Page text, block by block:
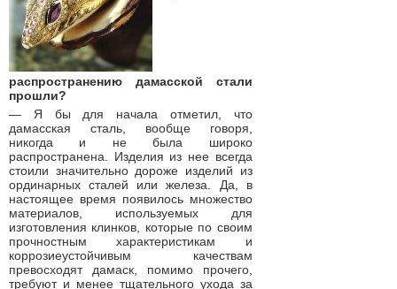
распространению дамасской стали
прошли?
— Я бы для начала отметил, что
дамасская сталь, вообще говоря,
никогда и не была широко
распространена. Изделия из нее всегда
стоили значительно дороже изделий из
ординарных сталей или железа. Да, в
настоящее время появилось множество
материалов, используемых для
изготовления клинков, которые по своим
прочностным характеристикам и
коррозиеустойчивым качествам
превосходят дамаск, помимо прочего,
требуют и менее тщательного ухода за